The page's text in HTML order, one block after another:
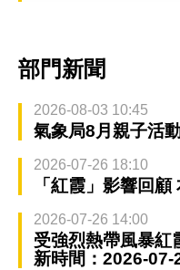
部門新聞
2026-08-03 10:45
氣象局8月親子活
2026-07-26 18:10
「紅霞」影響回
2026-07-26 14:00
受強烈熱帶風暴紅
新時間：2026-07-